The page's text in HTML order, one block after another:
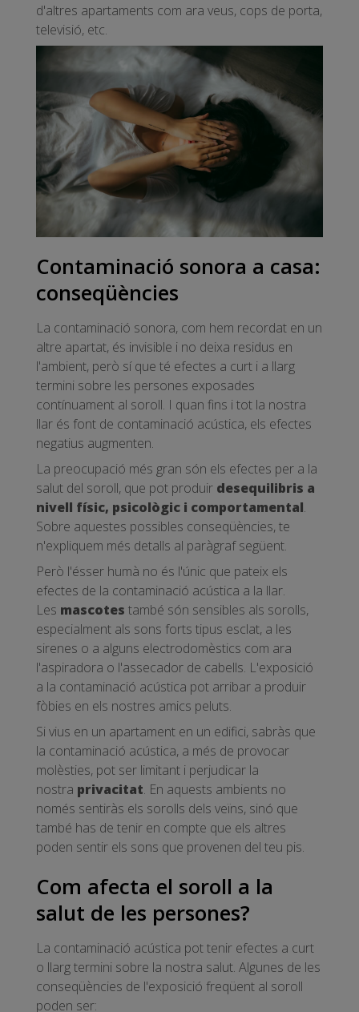
d'altres apartaments com ara veus, cops de porta,
televisió, etc.
Contaminació sonora a casa:
conseqüències
La contaminació sonora, com hem recordat en un
altre apartat, és invisible i no deixa residus en
l'ambient, però sí que té efectes a curt i a llarg
termini sobre les persones exposades
contínuament al soroll. I quan fins i tot la nostra
llar és font de contaminació acústica, els efectes
negatius augmenten.
La preocupació més gran són els efectes per a la
salut del soroll, que pot produir desequilibris a
nivell físic, psicològic i comportamental.
Sobre aquestes possibles conseqüències, te
n'expliquem més detalls al paràgraf següent.
Però l'ésser humà no és l'únic que pateix els
efectes de la contaminació acústica a la llar.
Les mascotes també són sensibles als sorolls,
especialment als sons forts tipus esclat, a les
sirenes o a alguns electrodomèstics com ara
l'aspiradora o l'assecador de cabells. L'exposició
a la contaminació acústica pot arribar a produir
fòbies en els nostres amics peluts.
Si vius en un apartament en un edifici, sabràs que
la contaminació acústica, a més de provocar
molèsties, pot ser limitant i perjudicar la
nostra privacitat. En aquests ambients no
només sentiràs els sorolls dels veïns, sinó que
també has de tenir en compte que els altres
poden sentir els sons que provenen del teu pis.
Com afecta el soroll a la
salut de les persones?
La contaminació acústica pot tenir efectes a curt
o llarg termini sobre la nostra salut. Algunes de les
conseqüències de l'exposició freqüent al soroll
poden ser: